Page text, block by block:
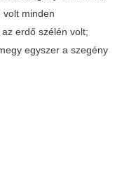
volt minden
erdő szélén volt;
egyszer a szegény